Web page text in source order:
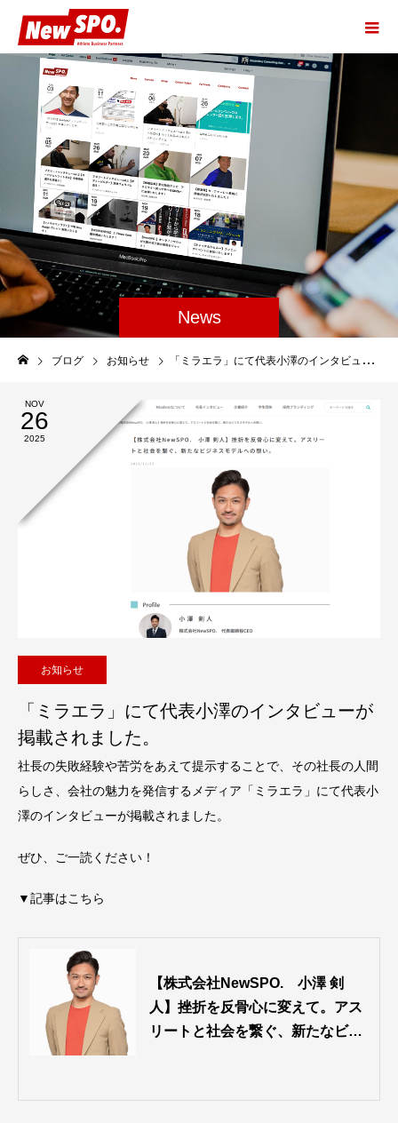
News
ブログ お知らせ 「ミラエラ」にて代表小澤のインタビューが掲載されました。
NOV
26
2025
お知らせ
「ミラエラ」にて代表小澤のインタビューが
掲載されました。
社長の失敗経験や苦労をあえて提示することで、その社長の人間
らしさ、会社の魅力を発信するメディア「ミラエラ」にて代表小
澤のインタビューが掲載されました。
ぜひ、ご一読ください！
▼記事はこちら
【株式会社NewSPO. 小澤 剣
人】挫折を反骨心に変えて。アス
リートと社会を繋ぐ、新たなビジ